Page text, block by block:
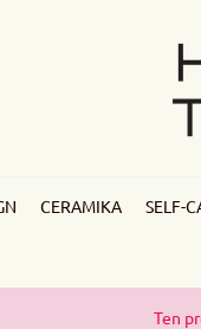
CERAMIKA SELF-
Ten